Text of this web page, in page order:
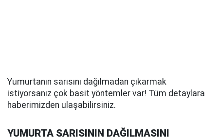
Yumurtanın sarısını dağılmadan çıkarmak
istiyorsanız çok basit yöntemler var! Tüm detaylara
haberimizden ulaşabilirsiniz.
YUMURTA SARISININ DAĞILMASINI